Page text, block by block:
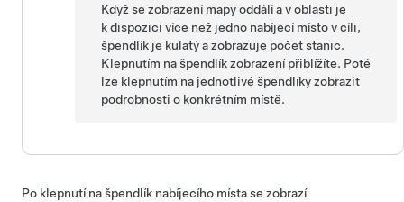
Když se zobrazení mapy oddálí a v oblasti je
k dispozici více než jedno nabíjecí místo v cíli,
špendlík je kulatý a zobrazuje počet stanic.
Klepnutím na špendlík zobrazení přiblížíte. Poté
lze klepnutím na jednotlivé špendlíky zobrazit
podrobnosti o konkrétním místě.
Po klepnutí na špendlík nabíjecího místa se zobrazí